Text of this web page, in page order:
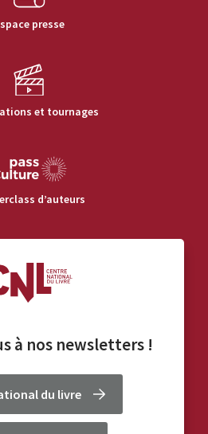
presse
et tournages
d’auteurs
à nos newsletters!
du livre